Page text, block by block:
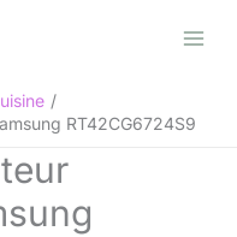
RT42CG6724S9